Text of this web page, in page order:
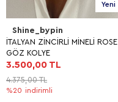
Yeni
Shine_bypin
İTALYAN ZİNCİRLİ MİNELİ ROSE
GÖZ KOLYE
3.500,00 TL
4.375,00 TL
%20 indirimli